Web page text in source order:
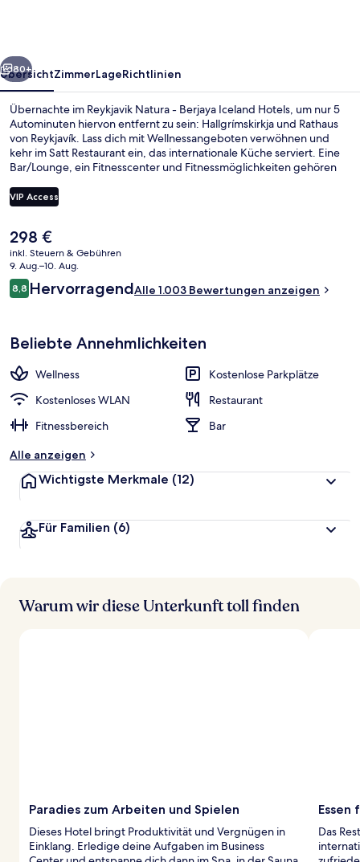
Weiter
80+
ÜbersichtZimmerLageRichtlinien
Übernachte im Reykjavik Natura - Berjaya Iceland Hotels, um nur 5
Autominuten hiervon entfernt zu sein: Hallgrímskirkja und Rathaus
von Reykjavík. Lass dich mit Wellnessangeboten verwöhnen und
kehr im Satt Restaurant ein, das internationale Küche serviert. Eine
Bar/Lounge, ein Fitnesscenter und Fitnessmöglichkeiten gehören
Personal und den allgemeinen Zustand der Unterkunft.
VIP Access
Der
aktuelle
Preis
beträgt
298 €.
298 €
inkl. Steuern & Gebühren
9. Aug.–10. Aug.
Bewertungen
8,88,8 von 10.
HervorragendAlle 1.003 Bewertungen anzeigen
Beliebte Annehmlichkeiten
Wellness
Kostenlose Parkplätze
Kostenloses WLAN
Restaurant
Fitnessbereich
Bar
Alle anzeigen
Wichtigste Merkmale (12)
Für Familien (6)
Warum wir diese Unterkunft toll finden
Paradies zum Arbeiten und Spielen
Dieses Hotel bringt Produktivität und Vergnügen in
Einklang. Erledige deine Aufgaben im Business
Essen
Das